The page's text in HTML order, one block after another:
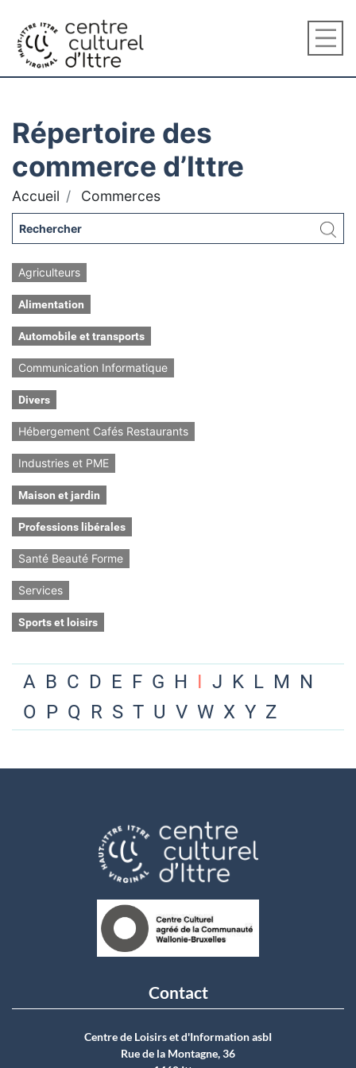
Répertoire des
commerce d’Ittre
Accueil Commerces
Agriculteurs
Alimentation
Automobile et transports
Communication Informatique
Divers
Hébergement Cafés Restaurants
Industries et PME
Maison et jardin
Professions libérales
Santé Beauté Forme
Services
Sports et loisirs
A B C D E F G H I J K L M N
O P Q R S T U V W X Y Z
Contact
Centre de Loisirs et d'Information asbI
Rue de la Montagne, 36